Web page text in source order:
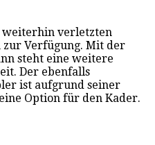
weiterhin verletzten
zur Verfügung. Mit der
steht eine weitere
Der ebenfalls
ist aufgrund seiner
Option für den Kader.